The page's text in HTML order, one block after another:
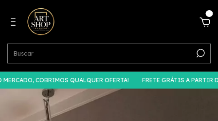
COBRIMOS QUALQUER OFERTA! FRETE GRÁTIS A PARTIR